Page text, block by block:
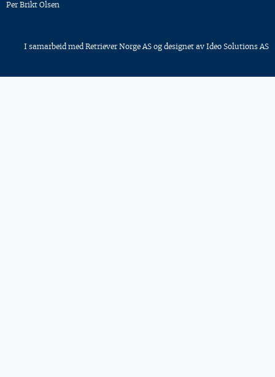
Per Brikt Olsen
I samarbeid med Retriever Norge AS og designet av Ideo Solutions AS